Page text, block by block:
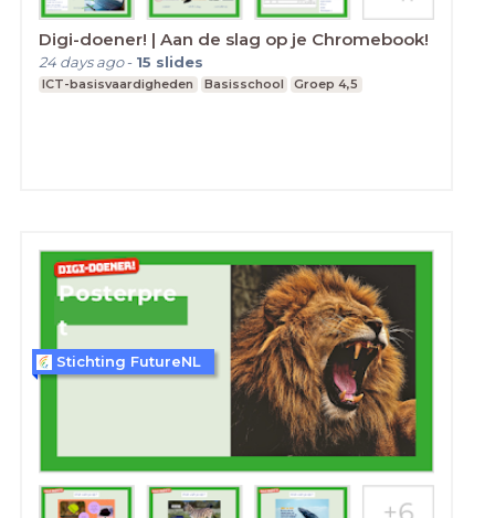
Digi-doener! | Aan de slag op je Chromebook!
24 days ago- 15 slides
ICT-basisvaardigheden Basisschool Groep 4,5
Stichting FutureNL